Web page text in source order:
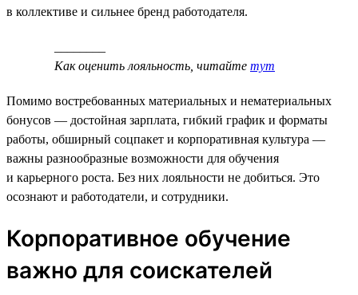
в коллективе и сильнее бренд работодателя.
Как оценить лояльность, читайте тут
Помимо востребованных материальных и нематериальных
бонусов — достойная зарплата, гибкий график и форматы
работы, обширный соцпакет и корпоративная культура —
важны разнообразные возможности для обучения
и карьерного роста. Без них лояльности не добиться. Это
осознают и работодатели, и сотрудники.
Корпоративное обучение
важно для соискателей